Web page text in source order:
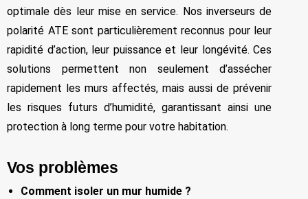
optimale dès leur mise en service. Nos inverseurs de
polarité ATE sont particulièrement reconnus pour leur
rapidité d’action, leur puissance et leur longévité. Ces
solutions permettent non seulement d’assécher
rapidement les murs affectés, mais aussi de prévenir
les risques futurs d’humidité, garantissant ainsi une
protection à long terme pour votre habitation.
Vos problèmes
Comment isoler un mur humide ?